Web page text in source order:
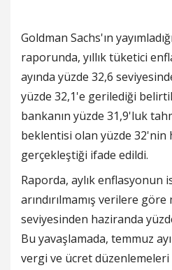
Goldman Sachs'ın
raporunda, yıllık tüketici
ayında yüzde 32,6
yüzde 32,1'e gerilediği
bankanın yüzde 31,9'luk
beklentisi olan yüzde 32'nin
gerçekleştiği ifade edildi.
Raporda, aylık enflasyonun
arındırılmamış verilere
seviyesinden haziranda
Bu yavaşlamada, temmuz
vergi ve ücret düzenlemeleri